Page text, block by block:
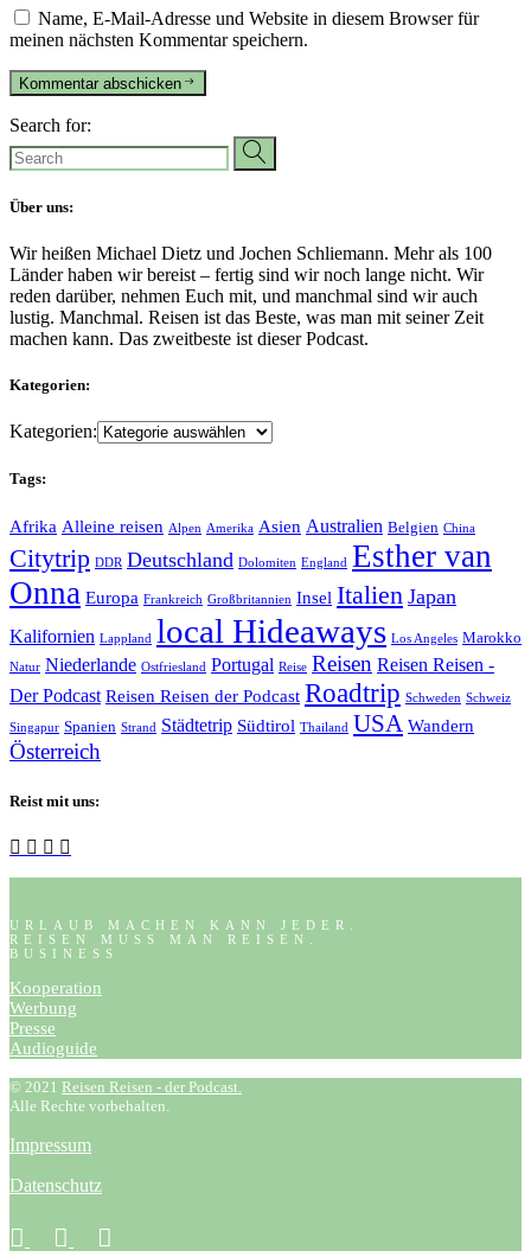
Name, E-Mail-Adresse und Website in diesem Browser für
meinen nächsten Kommentar speichern.
Kommentar abschicken
Search for:
Über uns:
Wir heißen Michael Dietz und Jochen Schliemann. Mehr als 100
Länder haben wir bereist – fertig sind wir noch lange nicht. Wir
reden darüber, nehmen Euch mit, und manchmal sind wir auch
lustig. Manchmal. Reisen ist das Beste, was man mit seiner Zeit
machen kann. Das zweitbeste ist dieser Podcast.
Kategorien:
Kategorien:
Tags:
Afrika Alleine reisen Alpen Amerika Asien Australien Belgien China
Citytrip DDR Deutschland Dolomiten England Esther van
Onna Europa Frankreich Großbritannien Insel Italien Japan
Kalifornien Lappland local Hideaways Los Angeles Marokko
Natur Niederlande Ostfriesland Portugal Reise Reisen Reisen Reisen -
Der Podcast Reisen Reisen der Podcast Roadtrip Schweden Schweiz
Singapur Spanien Strand Städtetrip Südtirol Thailand USA Wandern
Österreich
Reist mit uns:
URLAUB MACHEN KANN JEDER.
REISEN MUSS MAN REISEN.
BUSINESS
Kooperation
Werbung
Presse
Audioguide
© 2021 Reisen Reisen - der Podcast.
Alle Rechte vorbehalten.
Impressum
Datenschutz